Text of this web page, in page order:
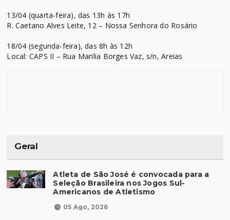
13/04 (quarta-feira), das 13h às 17h
R. Caetano Alves Leite, 12 – Nossa Senhora do Rosário
18/04 (segunda-feira), das 8h às 12h
Local: CAPS II – Rua Marilia Borges Vaz, s/n, Areias
Geral
Atleta de São José é convocada para a
Seleção Brasileira nos Jogos Sul-
Americanos de Atletismo
05 Ago, 2026